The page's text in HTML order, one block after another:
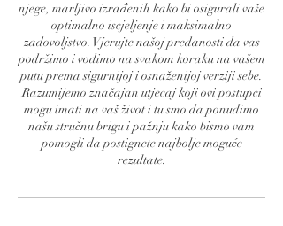
njege, marljivo izrađenih kako bi osigurali vaše
optimalno iscjeljenje i maksimalno
zadovoljstvo. Vjerujte našoj predanosti da vas
podržimo i vodimo na svakom koraku na vašem
putu prema sigurnijoj i osnaženijoj verziji sebe.
Razumijemo značajan utjecaj koji ovi postupci
mogu imati na vaš život i tu smo da ponudimo
našu stručnu brigu i pažnju kako bismo vam
pomogli da postignete najbolje moguće
rezultate.